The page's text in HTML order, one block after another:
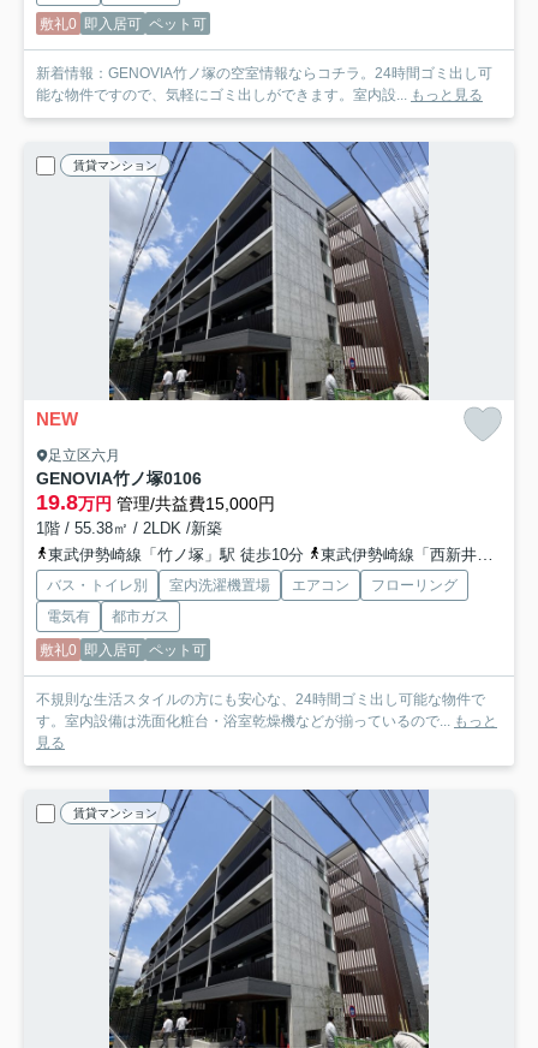
敷礼0 即入居可 ペット可
新着情報：GENOVIA竹ノ塚の空室情報ならコチラ。24時間ゴミ出し可
能な物件ですので、気軽にゴミ出しができます。室内設...
もっと見る
賃貸マンション
NEW
足立区六月
GENOVIA竹ノ塚0106
19.8万円 管理/共益費15,000円
1階 / 55.38㎡ / 2LDK /新築
東武伊勢崎線「竹ノ塚」駅 徒歩10分
東武伊勢崎線「西新井」駅 徒歩17分
バス・トイレ別 室内洗濯機置場 エアコン
フローリング
電気有
都市ガス
敷礼0 即入居可 ペット可
不規則な生活スタイルの方にも安心な、24時間ゴミ出し可能な物件で
す。室内設備は洗面化粧台・浴室乾燥機などが揃っているので...
もっと
見る
賃貸マンション